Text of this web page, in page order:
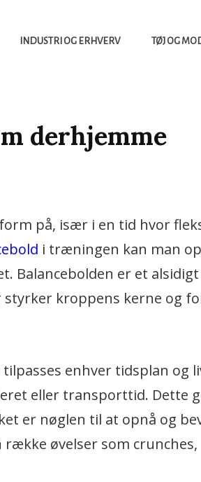
INDUSTRI OG ERHVERV TØJ OG
derhjemme
på, især i en tid hvor
i træningen kan man
Balancebolden er et
styrker kroppens kerne og
enhver tidsplan og
eller transporttid. Dette
er nøglen til at opnå og
øvelser som